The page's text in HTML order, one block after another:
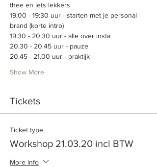
thee en iets lekkers
19:00 - 19:30 uur - starten met je personal
brand (korte intro)
19:30 - 20:30 uur - alle over insta
20.30 - 20.45 uur - pauze
20.45 - 21.00 uur - praktijk
Show More
Tickets
Ticket type
Workshop 21.03.20 incl BTW
More info